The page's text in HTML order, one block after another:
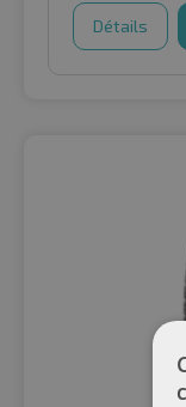
Détails